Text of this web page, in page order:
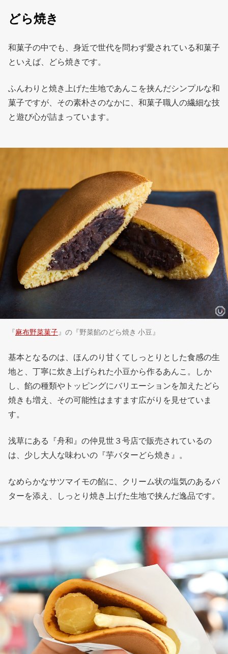
どら焼き
和菓子の中でも、身近で世代を問わず愛されている和菓子
といえば、どら焼きです。
ふんわりと焼き上げた生地であんこを挟んだシンプルな和
菓子ですが、その素朴さのなかに、和菓子職人の繊細な技
と遊び心が詰まっています。
『麻布野菜菓子』の『野菜餡のどら焼き 小豆』
基本となるのは、ほんのり甘くてしっとりとした食感の生
地と、丁寧に炊き上げられた小豆から作るあんこ。しか
し、餡の種類やトッピングにバリエーションを加えたどら
焼きも増え、その可能性はますます広がりを見せていま
す。
浅草にある『舟和』の仲見世３号店で販売されているの
は、少し大人な味わいの『芋バターどら焼き』。
なめらかなサツマイモの餡に、クリーム状の塩気のあるバ
ターを添え、しっとり焼き上げた生地で挟んだ逸品です。